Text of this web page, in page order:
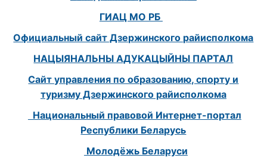
ГИАЦ МО РБ
Официальный сайт Дзержинского райисполкома
НАЦЫЯНАЛЬНЫ АДУКАЦЫЙНЫ ПАРТАЛ
Сайт управления по образованию, спорту и
туризму Дзержинского райисполкома
Национальный правовой Интернет-портал
Республики Беларусь
Молодёжь Беларуси